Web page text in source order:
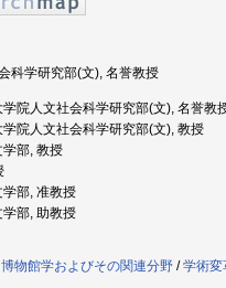
科学研究部(文), 名誉教授
院人文社会科学研究部(文), 名誉教
院人文社会科学研究部(文), 教授
部, 教授
部, 准教授
部, 助教授
物館学およびその関連分野 /学術変